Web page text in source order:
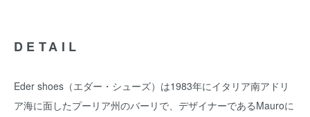
DETAIL
Eder shoes（エダー・シューズ）は1983年にイタリア南アドリ
ア海に面したプーリア州のバーリで、デザイナーであるMauroに